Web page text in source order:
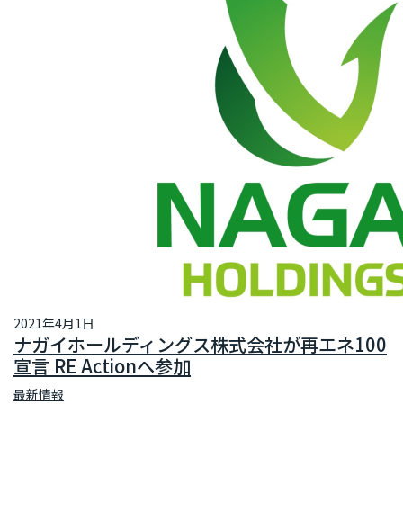
2021年4月1日
ナガイホールディングス株式会社が再エネ100
宣言 RE Actionへ参加
最新情報